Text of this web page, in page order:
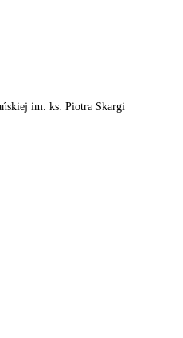
im. ks. Piotra Skargi